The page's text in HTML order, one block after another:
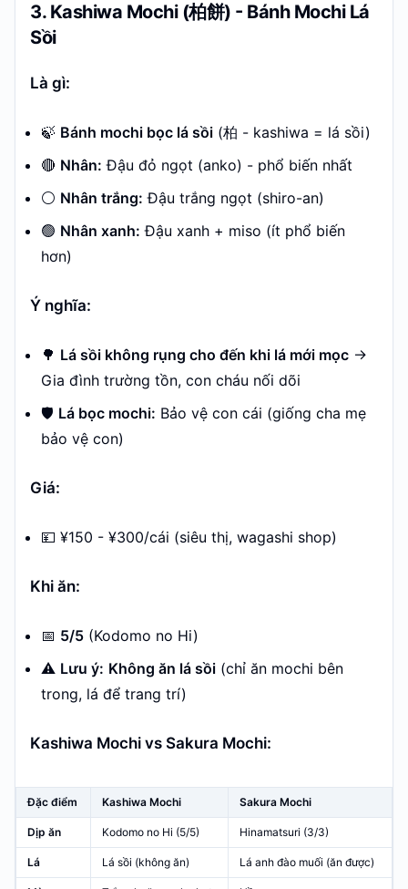
3. Kashiwa Mochi (柏餅) - Bánh Mochi Lá
Sồi
Là gì:
🍃 Bánh mochi bọc lá sồi (柏 - kashiwa = lá sồi)
🔴 Nhân: Đậu đỏ ngọt (anko) - phổ biến nhất
⚪ Nhân trắng: Đậu trắng ngọt (shiro-an)
🟢 Nhân xanh: Đậu xanh + miso (ít phổ biến
hơn)
Ý nghĩa:
🌳 Lá sồi không rụng cho đến khi lá mới mọc →
Gia đình trường tồn, con cháu nối dõi
🛡️ Lá bọc mochi: Bảo vệ con cái (giống cha mẹ
bảo vệ con)
Giá:
💴 ¥150 - ¥300/cái (siêu thị, wagashi shop)
Khi ăn:
📅 5/5 (Kodomo no Hi)
⚠️ Lưu ý: Không ăn lá sồi (chỉ ăn mochi bên
trong, lá để trang trí)
Kashiwa Mochi vs Sakura Mochi:
Đặc điểm Kashiwa Mochi Sakura Mochi
Dịp ăn Kodomo no Hi (5/5) Hinamatsuri (3/3)
Lá Lá sồi (không ăn) Lá anh đào muối (ăn được)